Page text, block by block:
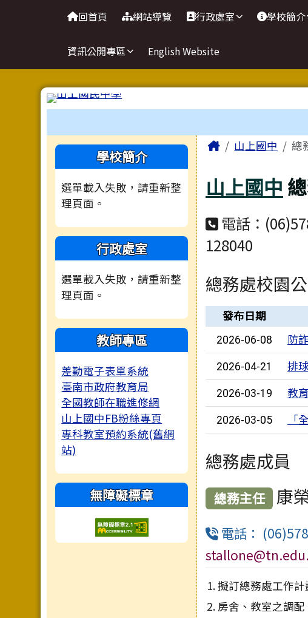
臺南市立山上國民中學網站
回首頁 網站導覽 行政處室 學校簡介
資訊公開專區 English Website
左邊區域內容
學校簡介
選單載入失敗，請重新整
理頁面。
行政處室
選單載入失敗，請重新整
理頁面。
教師專區
差勤電子表單系統
臺南市政府教育局
全國教師在職進修網
山上國中FB粉絲專頁
專科教室預約系統(舊網
站)
無障礙標章
主內容區域
Home山上國中 總
山上國中
電話：
128040
總務處校園
新聞列表
發布日期
2026-06-08 防
2026-04-21 排
2026-03-19 教
2026-03-05 「
總務處成員
總務主任 康
電話：
擬訂總務處工作計
房舍、教室之調配
頁尾區域